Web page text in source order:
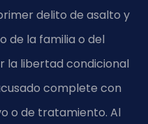
delito de asalto y
de la familia o del
la libertad condicional
complete con
o de tratamiento. Al